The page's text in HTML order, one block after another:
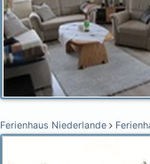
Ferienhaus Niederlande